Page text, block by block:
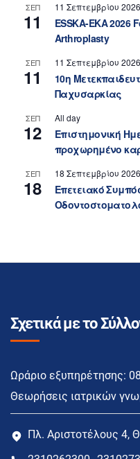
ΣΕΠ
11
11 Σεπτεμβρίου 2026
ESSKA-EKA 2026
Arthroplasty
ΣΕΠ
11
11 Σεπτεμβρίου 2026
10η
Παχυσαρκίας
ΣΕΠ
12
All day
Επιστημονική
προχωρημένο
ΣΕΠ
18
18 Σεπτεμβρίου 2026
Επετειακό
Σχετικά με το
Ωράριο εξυπηρέτησης:
Θεωρήσεις ιατρικών
Πλ. Αριστοτέλους 4,